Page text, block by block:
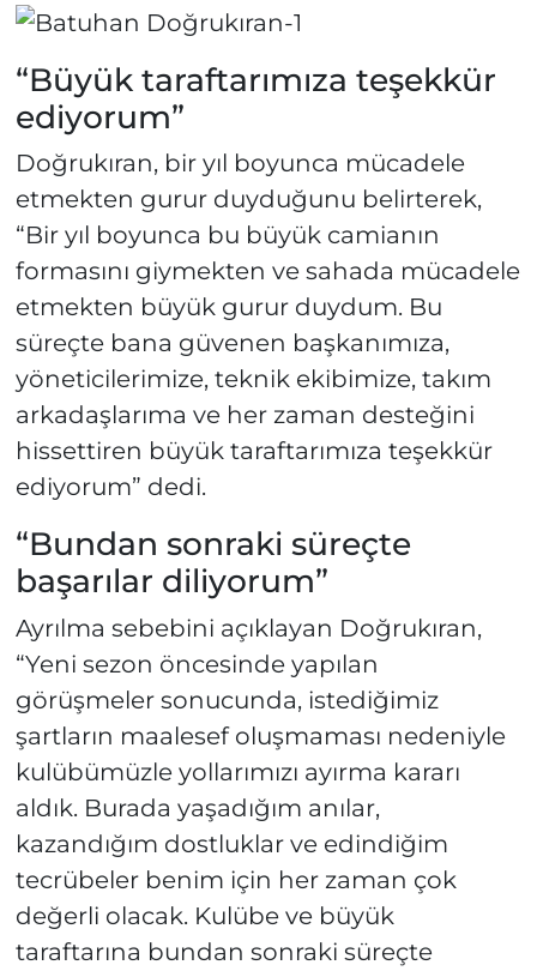
“Büyük taraftarımıza teşekkür
ediyorum”
Doğrukıran, bir yıl boyunca mücadele
etmekten gurur duyduğunu belirterek,
“Bir yıl boyunca bu büyük camianın
formasını giymekten ve sahada mücadele
etmekten büyük gurur duydum. Bu
süreçte bana güvenen başkanımıza,
yöneticilerimize, teknik ekibimize, takım
arkadaşlarıma ve her zaman desteğini
hissettiren büyük taraftarımıza teşekkür
ediyorum” dedi.
“Bundan sonraki süreçte
başarılar diliyorum”
Ayrılma sebebini açıklayan Doğrukıran,
“Yeni sezon öncesinde yapılan
görüşmeler sonucunda, istediğimiz
şartların maalesef oluşmaması nedeniyle
kulübümüzle yollarımızı ayırma kararı
aldık. Burada yaşadığım anılar,
kazandığım dostluklar ve edindiğim
tecrübeler benim için her zaman çok
değerli olacak. Kulübe ve büyük
taraftarına bundan sonraki süreçte